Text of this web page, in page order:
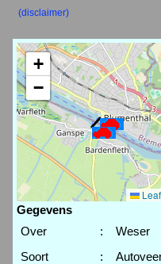
(disclaimer)
+
−
Gegevens
Over
:
Weser
Soort
: